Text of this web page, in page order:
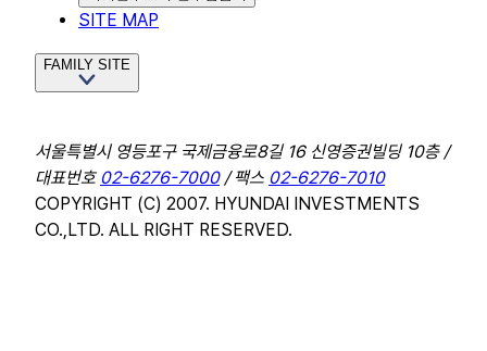
SITE MAP
FAMILY SITE
서울특별시 영등포구 국제금융로8길 16 신영증권빌딩 10층 /
대표번호 02-6276-7000/ 팩스 02-6276-7010
COPYRIGHT (C) 2007. HYUNDAI INVESTMENTS
CO.,LTD. ALL RIGHT RESERVED.